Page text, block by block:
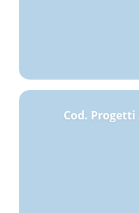
Cod. Progetti